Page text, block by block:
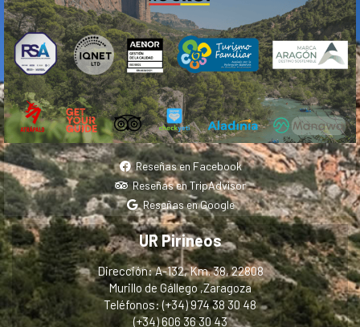
Reseñas en Facebook
Reseñas en TripAdvisor
Reseñas en Google
UR Pirineos
Dirección: A-132, Km. 38, 22808
Murillo de Gállego ,Zaragoza
Teléfonos: (+34) 974 38 30 48
(+34) 606 36 30 43